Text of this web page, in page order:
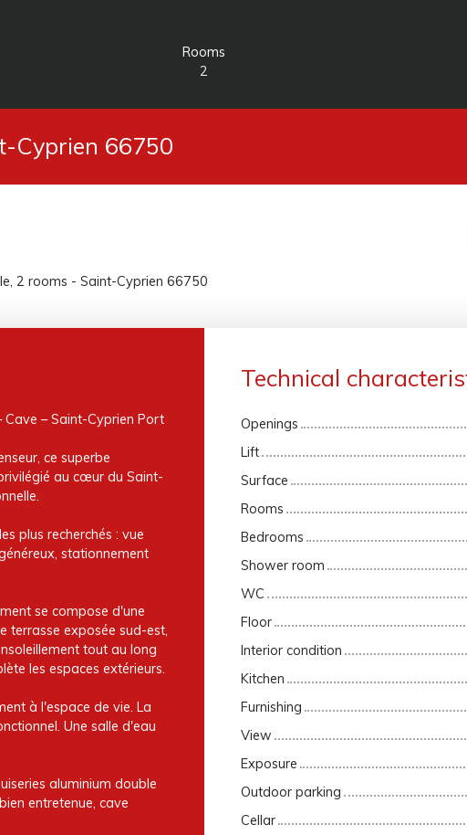
Rooms
2
Cyprien 66750
2 rooms - Saint-Cyprien 66750
– Saint-Cyprien Port
ce superbe
au cœur du Saint-
plus recherchés : vue
stationnement
se compose d'une
terrasse exposée sud-est,
tout au long
les espaces extérieurs.
à l'espace de vie. La
Une salle d'eau
aluminium double
entretenue, cave
Technical
Openings
Lift
Surface
Rooms
Bedrooms
Shower room
WC
Floor
Interior condition
Kitchen
Furnishing
View
Exposure
Outdoor parking
Cellar